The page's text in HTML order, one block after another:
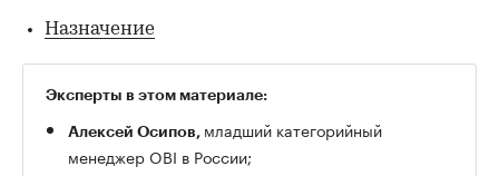
Назначение
Эксперты в этом материале:
Алексей Осипов, младший категорийный
менеджер OBI в России;